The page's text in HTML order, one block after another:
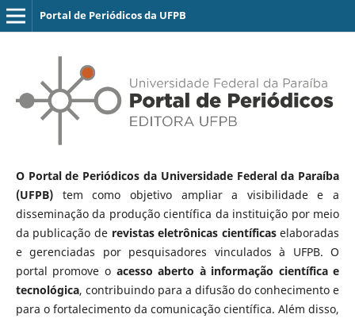
Portal de Periódicos da UFPB
O Portal de Periódicos da Universidade Federal da Paraíba
(UFPB)tem como objetivo ampliar a visibilidade e a
disseminação da produção científica da instituição por meio
da publicação de revistas eletrônicas científicaselaboradas
e gerenciadas por pesquisadores vinculados à UFPB. O
portal promove o acesso aberto à informação científica e
tecnológica, contribuindo para a difusão do conhecimento e
para o fortalecimento da comunicação científica. Além disso,